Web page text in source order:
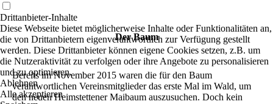
Der Baum
Bereits im November 2015 waren die für den Baum
verantwortlichen Vereinsmitglieder das erste Mal im Wald, um
den neuen Heimstettener Maibaum auszusuchen. Doch kein
Drittanbieter-Inhalte
Diese Webseite bietet möglicherweise Inhalte oder Funktionalitäten an,
die von Drittanbietern eigenverantwortlich zur Verfügung gestellt
werden. Diese Drittanbieter können eigene Cookies setzen, z.B. um
die Nutzeraktivität zu verfolgen oder ihre Angebote zu personalisieren
und zu optimieren.
Ablehnen
Alle akzeptieren